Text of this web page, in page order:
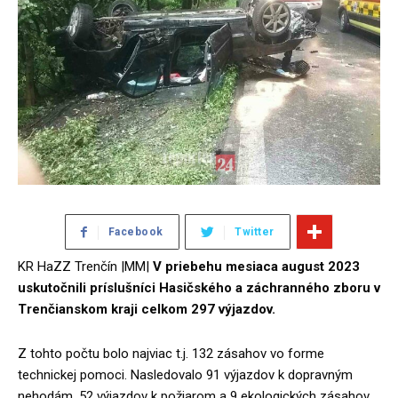
Facebook Twitter
KR HaZZ Trenčín |MM| V priebehu mesiaca august 2023
uskutočnili príslušníci Hasičského a záchranného zboru v
Trenčianskom kraji celkom 297 výjazdov.
Z tohto počtu bolo najviac t.j. 132 zásahov vo forme
technickej pomoci. Nasledovalo 91 výjazdov k dopravným